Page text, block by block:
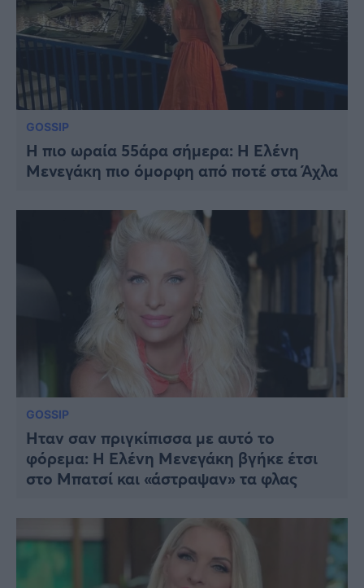
GOSSIP
Η πιο ωραία 55άρα σήμερα: Η Ελένη
Μενεγάκη πιο όμορφη από ποτέ στα Άχλα
GOSSIP
Ήταν σαν πριγκίπισσα με αυτό το
φόρεμα: Η Ελένη Μενεγάκη βγήκε έτσι
στο Μπατσί και «άστραψαν» τα φλας